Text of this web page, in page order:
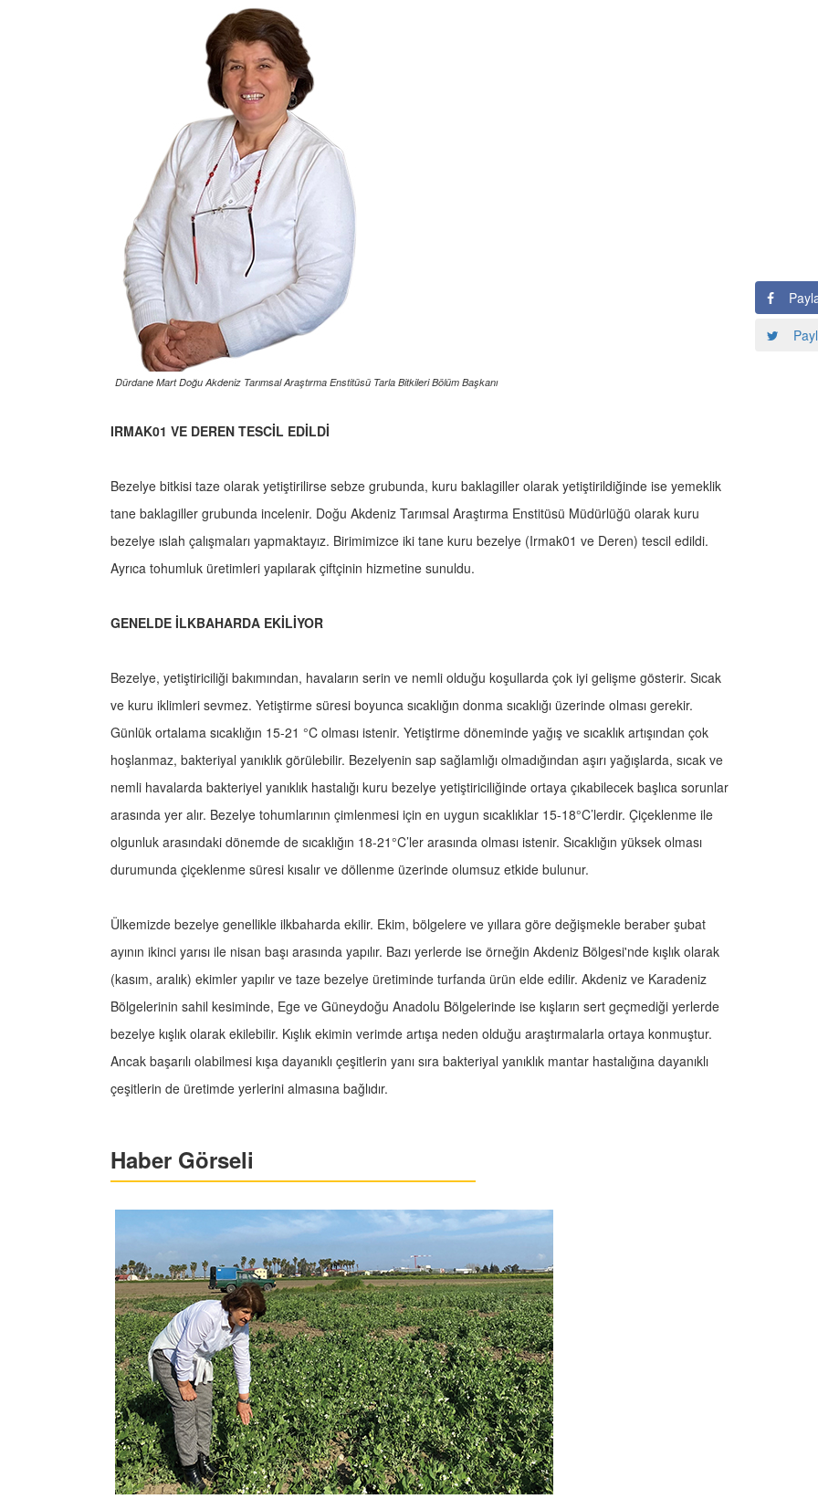
Dürdane Mart Doğu Akdeniz Tarımsal Araştırma Enstitüsü Tarla Bitkileri Bölüm Başkanı
IRMAK01 VE DEREN TESCİL EDİLDİ
Bezelye bitkisi taze olarak yetiştirilirse sebze grubunda, kuru baklagiller olarak yetiştirildiğinde ise yemeklik
tane baklagiller grubunda incelenir. Doğu Akdeniz Tarımsal Araştırma Enstitüsü Müdürlüğü olarak kuru
bezelye ıslah çalışmaları yapmaktayız. Birimimizce iki tane kuru bezelye (Irmak01 ve Deren) tescil edildi.
Ayrıca tohumluk üretimleri yapılarak çiftçinin hizmetine sunuldu.
GENELDE İLKBAHARDA EKİLİYOR
Bezelye, yetiştiriciliği bakımından, havaların serin ve nemli olduğu koşullarda çok iyi gelişme gösterir. Sıcak
ve kuru iklimleri sevmez. Yetiştirme süresi boyunca sıcaklığın donma sıcaklığı üzerinde olması gerekir.
Günlük ortalama sıcaklığın 15-21 °C olması istenir. Yetiştirme döneminde yağış ve sıcaklık artışından çok
hoşlanmaz, bakteriyal yanıklık görülebilir. Bezelyenin sap sağlamlığı olmadığından aşırı yağışlarda, sıcak ve
nemli havalarda bakteriyel yanıklık hastalığı kuru bezelye yetiştiriciliğinde ortaya çıkabilecek başlıca sorunlar
arasında yer alır. Bezelye tohumlarının çimlenmesi için en uygun sıcaklıklar 15-18°C’lerdir. Çiçeklenme ile
olgunluk arasındaki dönemde de sıcaklığın 18-21°C’ler arasında olması istenir. Sıcaklığın yüksek olması
durumunda çiçeklenme süresi kısalır ve döllenme üzerinde olumsuz etkide bulunur.
Ülkemizde bezelye genellikle ilkbaharda ekilir. Ekim, bölgelere ve yıllara göre değişmekle beraber şubat
ayının ikinci yarısı ile nisan başı arasında yapılır. Bazı yerlerde ise örneğin Akdeniz Bölgesi'nde kışlık olarak
(kasım, aralık) ekimler yapılır ve taze bezelye üretiminde turfanda ürün elde edilir. Akdeniz ve Karadeniz
Bölgelerinin sahil kesiminde, Ege ve Güneydoğu Anadolu Bölgelerinde ise kışların sert geçmediği yerlerde
bezelye kışlık olarak ekilebilir. Kışlık ekimin verimde artışa neden olduğu araştırmalarla ortaya konmuştur.
Ancak başarılı olabilmesi kışa dayanıklı çeşitlerin yanı sıra bakteriyal yanıklık mantar hastalığına dayanıklı
çeşitlerin de üretimde yerlerini almasına bağlıdır.
Haber Görseli